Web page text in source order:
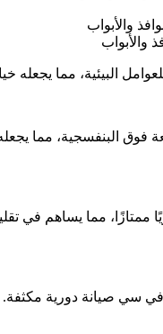
فوق البنفسجية، مما
مما يساهم في
سي صيانة دورية